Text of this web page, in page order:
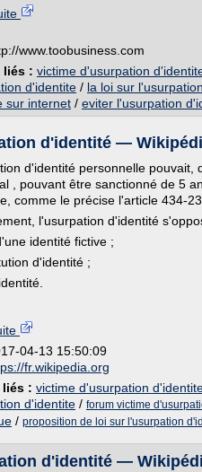
www.toobusiness.com
liés : victime d'usurpation
d'identite / la loi sur
sur internet / eviter l'usurpation
d'identité —
d'identité personnelle pouvait,
, pouvant être sanctionné de 5
comme le précise l'article 434-23
l'usurpation d'identité
identité fictive ;
d'identité ;
04-13 15:50:09
fr.wikipedia.org
liés : victime d'usurpation
d'identite / forum victime
/ proposition de loi sur l'usurpation
d'identité —